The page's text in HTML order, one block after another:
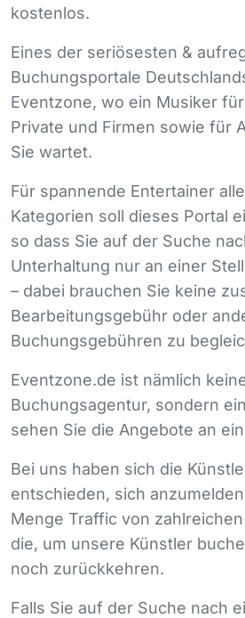
kostenlos.
Eines der seriösesten &
Buchungsportale
Eventzone, wo ein Musiker
Private und Firmen sowie für
Sie wartet.
Für spannende Entertainer
Kategorien soll dieses Portal
so dass Sie auf der Suche
Unterhaltung nur an einer
– dabei brauchen Sie keine
Bearbeitungsgebühr oder
Buchungsgebühren zu
Eventzone.de ist nämlich
Buchungsagentur, sondern
sehen Sie die Angebote an
Bei uns haben sich die
entschieden, sich
Menge Traffic von
die, um unsere Künstler
noch zurückkehren.
Falls Sie auf der Suche nach